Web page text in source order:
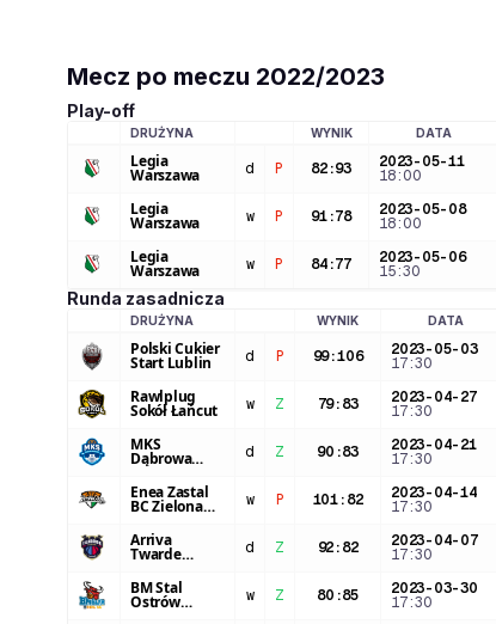
Mecz po meczu 2022/2023
Play-off
LOGO DRUŻYNY
DRUŻYNA WYNIK DATA
Legia
Warszawa d P 82:93
2023-05-11
18:00
Legia
Warszawa w P 91:78
2023-05-08
18:00
Legia
Warszawa w P 84:77
2023-05-06
15:30
Runda zasadnicza
LOGO DRUŻYNY
DRUŻYNA WYNIK DATA
Polski Cukier
Start Lublin d P 99:106
2023-05-03
17:30
Rawlplug
Sokół Łańcut w Z 79: 83
2023-04-27
17:30
MKS
Dąbrowa
Górnicza
d Z 90 :83
2023-04-21
17:30
Enea Zastal
BC Zielona w P 101: 82
2023-04-14
17:30
Arriva
Twarde
Toruń
d Z 92 : 82
2023-04-07
17:30
BM Stal
Ostrów w Z 80 :85
2023-03-30
17:30